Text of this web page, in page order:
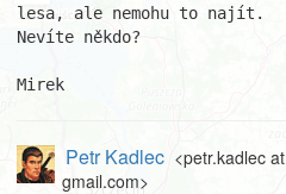
lesa, ale nemohu to najít.
Nevíte někdo?
Mirek
Petr Kadlec <petr.kadlec at
gmail.com>